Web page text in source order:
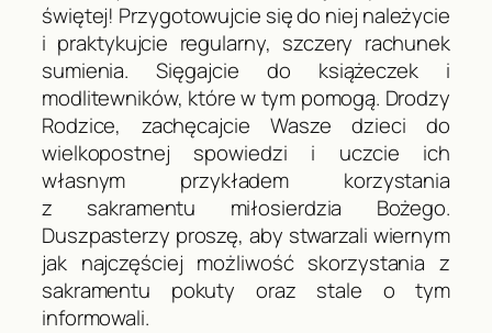
świętej! Przygotowujcie się do niej należycie
i praktykujcie regularny, szczery rachunek
sumienia. Sięgajcie do książeczek i
modlitewników, które w tym pomogą. Drodzy
Rodzice, zachęcajcie Wasze dzieci do
wielkopostnej spowiedzi i uczcie ich
własnym przykładem korzystania
z sakramentu miłosierdzia Bożego.
Duszpasterzy proszę, aby stwarzali wiernym
jak najczęściej możliwość skorzystania z
sakramentu pokuty oraz stale o tym
informowali.